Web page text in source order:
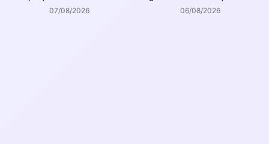
agosto
07/08/2026
Joinville
06/08/2026